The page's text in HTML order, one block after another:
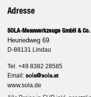
Adresse
SOLA-Messwerkzeuge GmbH & Co.
Heuriedweg 69
D-88131 Lindau
Tel. +49 8382 28585
Email: sola@sola.at
www.sola.de